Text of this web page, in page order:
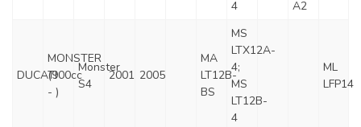
4
A2
DUCATI
MONSTER
(900cc
- )
Monster
S4
2001 2005
MA
LT12B-
BS
MS
LTX12A-
4;
MS
LT12B-
4
ML
LFP14